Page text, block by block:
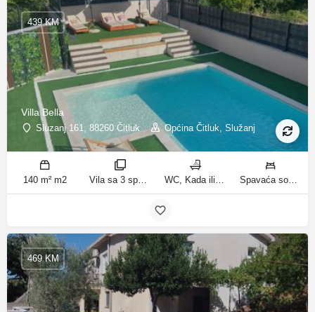
Villa Bella
Sluzanj 161, 88260 Čitluk Općina Čitluk, Služanj
439 KM
140 m² m2
469 KM